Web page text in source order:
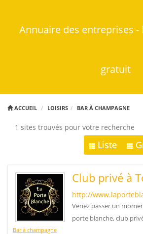
Annuaire des entreprises -
gratuit
ACCUEIL LOISIRS BAR À CHAMPAGNE
1 sites trouvés pour votre recherche
Liste
Club privé à
http://
Venez passer un
porte blanche, club
Bar à champagne